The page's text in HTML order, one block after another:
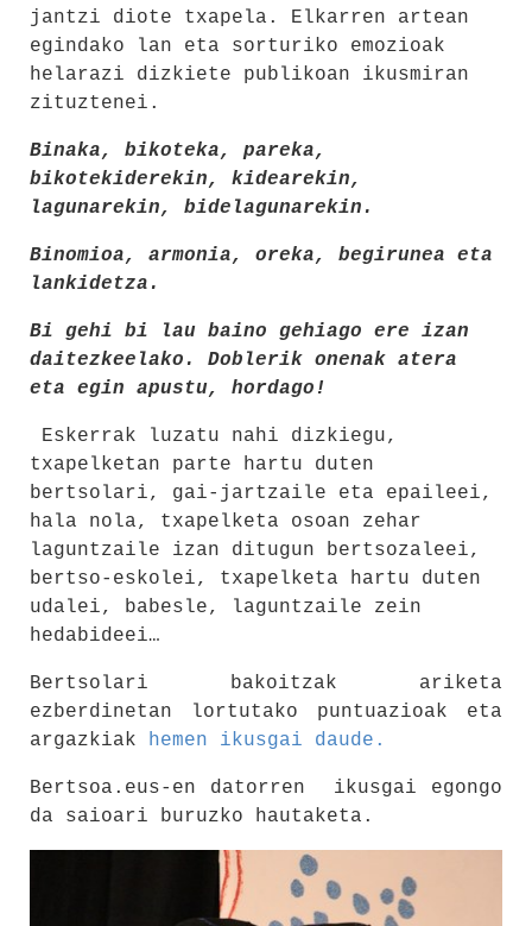
jantzi diote txapela. Elkarren artean
egindako lan eta sorturiko emozioak
helarazi dizkiete publikoan ikusmiran
zituztenei.
Binaka, bikoteka, pareka,
bikotekiderekin, kidearekin,
lagunarekin, bidelagunarekin.
Binomioa, armonia, oreka, begirunea eta
lankidetza.
Bi gehi bi lau baino gehiago ere izan
daitezkeelako. Doblerik onenak atera
eta egin apustu, hordago!
Eskerrak luzatu nahi dizkiegu,
txapelketan parte hartu duten
bertsolari, gai-jartzaile eta epaileei,
hala nola, txapelketa osoan zehar
laguntzaile izan ditugun bertsozaleei,
bertso-eskolei, txapelketa hartu duten
udalei, babesle, laguntzaile zein
hedabideei…
Bertsolari bakoitzak ariketa
ezberdinetan lortutako puntuazioak eta
argazkiak hemen ikusgai daude.
Bertsoa.eus-en datorren ikusgai egongo
da saioari buruzko hautaketa.